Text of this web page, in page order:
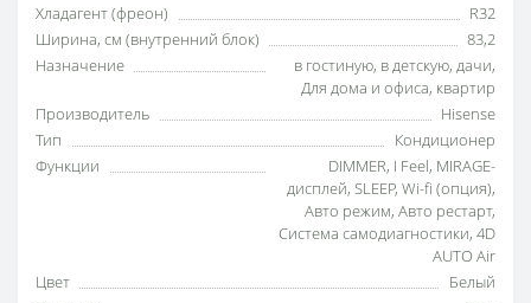
Хладагент (фреон)
R32
Ширина, см (внутренний блок)
83,2
Назначение
в гостиную, в детскую, дачи,
Для дома и офиса, квартир
Производитель
Hisense
Тип
Кондиционер
Функции
DIMMER, I Feel, MIRAGE-
дисплей, SLEEP, Wi-fi (опция),
Авто режим, Авто рестарт,
Система самодиагностики, 4D
AUTO Air
Цвет
Белый